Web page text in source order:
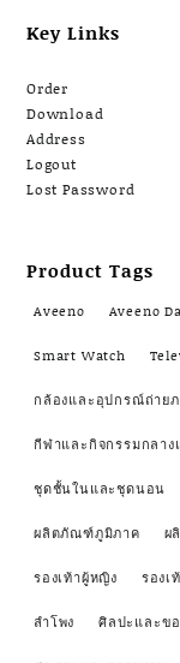
Key Links
Order
Download
Address
Logout
Lost Password
Product Tags
Aveeno Aveeno
Smart Watch
กล้องและอุปกรณ์ถ่าย
กีฬาและกิจกรรมกลาง
ชุดชั้นในและชุดนอน
ผลิตภัณฑ์ภูมิภาค ผ
รองเท้าผู้หญิง รองเ
ลำโพง ศิลปะและข